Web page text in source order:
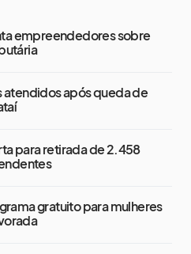
empreendedores sobre
após queda de
para retirada de 2.458
gratuito para mulheres